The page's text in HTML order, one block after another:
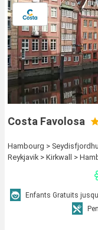
Ports
Costa Favolosa
Hambourg >
Reykjavik > Kirkwall >
Enfants Gratuits